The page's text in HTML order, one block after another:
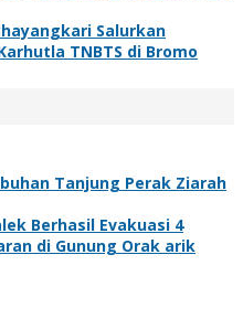
Salurkan
TNBTS di Bromo
Tanjung Perak Ziarah
Berhasil Evakuasi 4
di Gunung Orak arik